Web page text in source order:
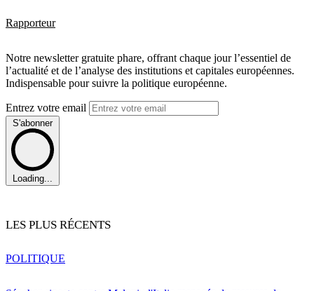
Rapporteur
Notre newsletter gratuite phare, offrant chaque jour l’essentiel de
l’actualité et de l’analyse des institutions et capitales européennes.
Indispensable pour suivre la politique européenne.
Entrez votre email
S'abonner
Loading...
LES PLUS RÉCENTS
POLITIQUE